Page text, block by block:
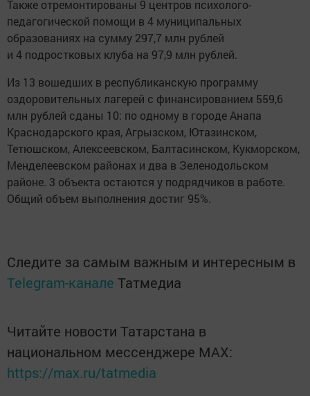
Также отремонтированы 9 центров психолого-
педагогической помощи в 4 муниципальных
образованиях на сумму 297,7 млн рублей
и 4 подростковых клуба на 97,9 млн рублей.
Из 13 вошедших в республиканскую программу
оздоровительных лагерей с финансированием 559,6
млн рублей сданы 10: по одному в городе Анапа
Краснодарского края, Агрызском, Ютазинском,
Тетюшском, Алексеевском, Балтасинском, Кукморском,
Менделеевском районах и два в Зеленодольском
районе. 3 объекта остаются у подрядчиков в работе.
Общий объем выполнения достиг 95%.
Следите за самым важным и интересным в
Telegram-канале Татмедиа
Читайте новости Татарстана в
национальном мессенджере MАХ:
https://max.ru/tatmedia